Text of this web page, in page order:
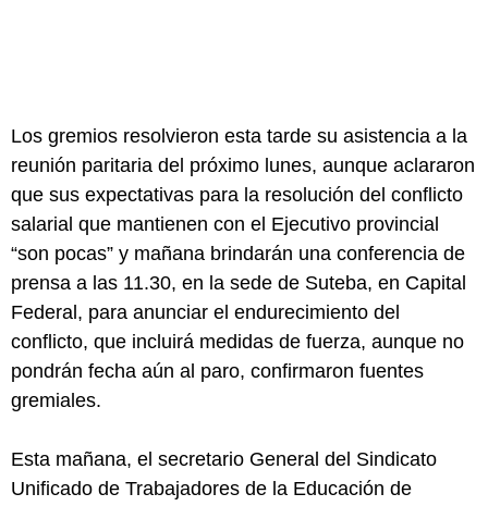
Los gremios resolvieron esta tarde su asistencia a la
reunión paritaria del próximo lunes, aunque aclararon
que sus expectativas para la resolución del conflicto
salarial que mantienen con el Ejecutivo provincial
“son pocas” y mañana brindarán una conferencia de
prensa a las 11.30, en la sede de Suteba, en Capital
Federal, para anunciar el endurecimiento del
conflicto, que incluirá medidas de fuerza, aunque no
pondrán fecha aún al paro, confirmaron fuentes
gremiales.
Esta mañana, el secretario General del Sindicato
Unificado de Trabajadores de la Educación de